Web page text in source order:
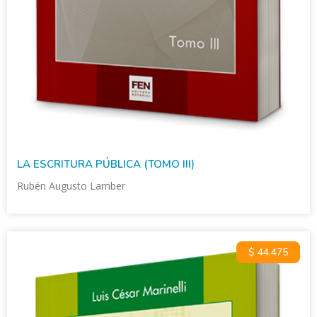
LA ESCRITURA PÚBLICA (TOMO III)
Rubén Augusto Lamber
$ 44.475